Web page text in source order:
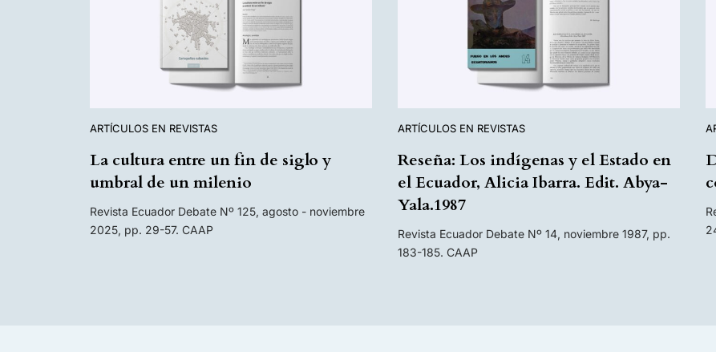
ARTÍCULOS EN REVISTAS
La cultura entre un fin de siglo y
umbral de un milenio
Revista Ecuador Debate Nº 125, agosto - noviembre
2025, pp. 29-57. CAAP
ARTÍCULOS EN REVISTAS
Reseña: Los indígenas y el Estado en
el Ecuador, Alicia Ibarra. Edit. Abya-
Yala.1987
Revista Ecuador Debate Nº 14, noviembre 1987, pp.
183-185. CAAP